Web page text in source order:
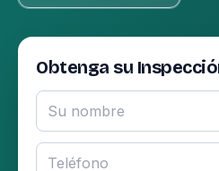
Obtenga su